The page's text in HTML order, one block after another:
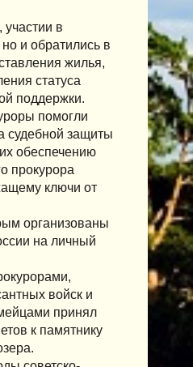
в
и обратились в
жилья,
статуса
поддержки.
помогли
судебной защиты
обеспечению
прокурора
ключи от
организованы
на личный
войск и
принял
к памятнику